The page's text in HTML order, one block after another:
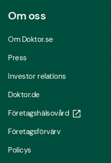
Om oss
Om Doktor.se
Press
Investor relations
Doktor.de
Företagshälsovård
Företagsförvärv
Policys